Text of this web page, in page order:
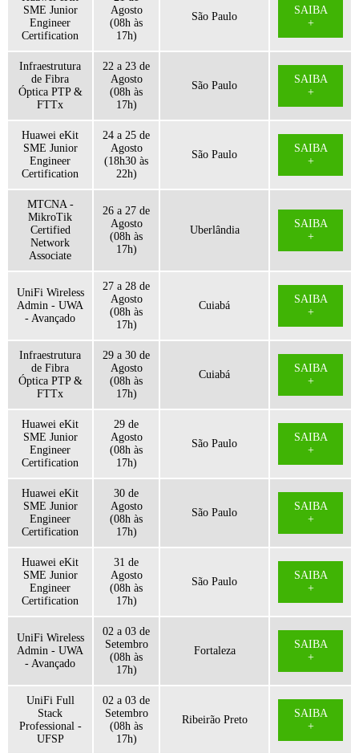
SME Junior
Engineer
Certification
Agosto
(08h às
17h)
São Paulo
SAIBA
+
Infraestrutura
de Fibra
Óptica PTP &
FTTx
22 a 23 de
Agosto
(08h às
17h)
São Paulo
SAIBA
+
Huawei eKit
SME Junior
Engineer
Certification
24 a 25 de
Agosto
(18h30 às
22h)
São Paulo
SAIBA
+
MTCNA -
MikroTik
Certified
Network
Associate
26 a 27 de
Agosto
(08h às
17h)
Uberlândia
SAIBA
+
UniFi Wireless
Admin - UWA
- Avançado
27 a 28 de
Agosto
(08h às
17h)
Cuiabá
SAIBA
+
Infraestrutura
de Fibra
Óptica PTP &
FTTx
29 a 30 de
Agosto
(08h às
17h)
Cuiabá
SAIBA
+
Huawei eKit
SME Junior
Engineer
Certification
29 de
Agosto
(08h às
17h)
São Paulo
SAIBA
+
Huawei eKit
SME Junior
Engineer
Certification
30 de
Agosto
(08h às
17h)
São Paulo
SAIBA
+
Huawei eKit
SME Junior
Engineer
Certification
31 de
Agosto
(08h às
17h)
São Paulo
SAIBA
+
UniFi Wireless
Admin - UWA
- Avançado
02 a 03 de
Setembro
(08h às
17h)
Fortaleza
SAIBA
+
UniFi Full
Stack
Professional -
UFSP
02 a 03 de
Setembro
(08h às
17h)
Ribeirão Preto
SAIBA
+